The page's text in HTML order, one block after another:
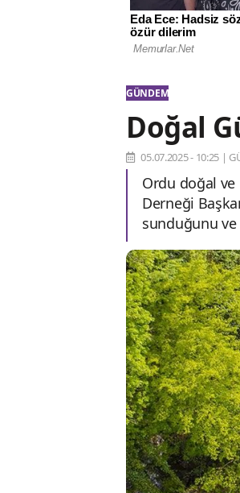
GÜNDEM
Doğal
05.07.2025 - 10:25 |
Ordu doğal
Derneği
sunduğunu